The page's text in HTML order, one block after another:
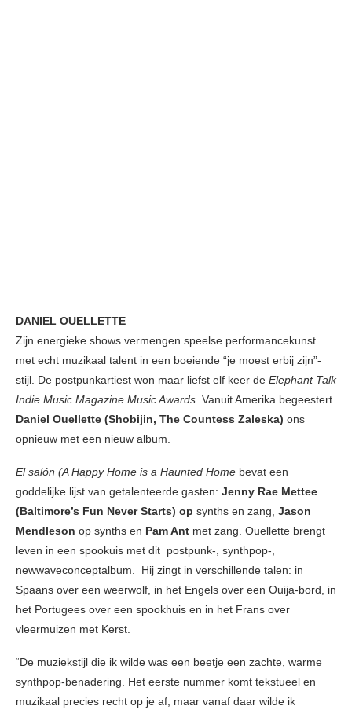
DANIEL OUELLETTE
Zijn energieke shows vermengen speelse performancekunst
met echt muzikaal talent in een boeiende “je moest erbij zijn”-
stijl. De postpunkartiest won maar liefst elf keer de Elephant Talk
Indie Music Magazine Music Awards . Vanuit Amerika begeestert
Daniel Ouellette (Shobijin, The Countess Zaleska) ons
opnieuw met een nieuw album.
El salón (A Happy Home is a Haunted Home bevat een
goddelijke lijst van getalenteerde gasten: Jenny Rae Mettee
(Baltimore’s Fun Never Starts) op synths en zang, Jason
Mendleson op synths en Pam Ant met zang. Ouellette brengt
leven in een spookuis met dit postpunk-, synthpop-,
newwaveconceptalbum. Hij zingt in verschillende talen: in
Spaans over een weerwolf, in het Engels over een Ouija-bord, in
het Portugees over een spookhuis en in het Frans over
vleermuizen met Kerst.
“De muziekstijl die ik wilde was een beetje een zachte, warme
synthpop-benadering. Het eerste nummer komt tekstueel en
muzikaal precies recht op je af, maar vanaf daar wilde ik